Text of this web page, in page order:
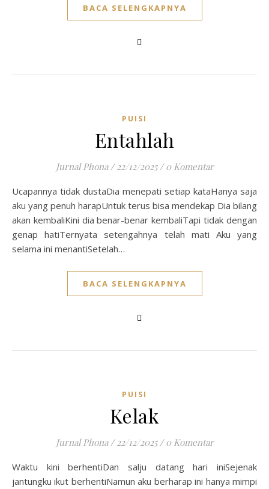
BACA SELENGKAPNYA
PUISI
Entahlah
Jurnal Phona / 22/12/2025 / 0 Komentar
Ucapannya tidak dustaDia menepati setiap kataHanya saja
aku yang penuh harapUntuk terus bisa mendekap Dia bilang
akan kembaliKini dia benar-benar kembaliTapi tidak dengan
genap hatiTernyata setengahnya telah mati Aku yang
selama ini menantiSetelah…
BACA SELENGKAPNYA
PUISI
Kelak
Jurnal Phona / 22/12/2025 / 0 Komentar
Waktu kini berhentiDan salju datang hari iniSejenak
jantungku ikut berhentiNamun aku berharap ini hanya mimpi